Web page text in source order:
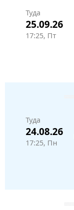
Туда
25.09.26
17:25, Пт
Туда
24.08.26
17:25, Пн